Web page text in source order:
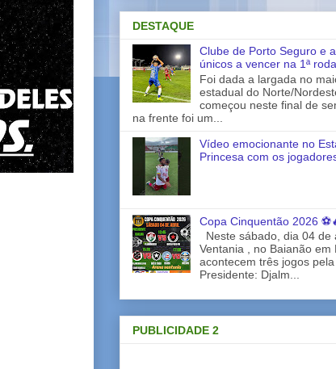
DESTAQUE
Clube de Porto Seguro e
únicos a vencer na 1ª
Foi dada a largada no
estadual do Norte/
começou neste final de
na frente foi um...
Vídeo emocionante no
Princesa com os
Copa Cinquentão 2026
Neste sábado, dia 04 de
Ventania , no Baianão em
acontecem três jogos
Presidente: Djalm...
PUBLICIDADE 2